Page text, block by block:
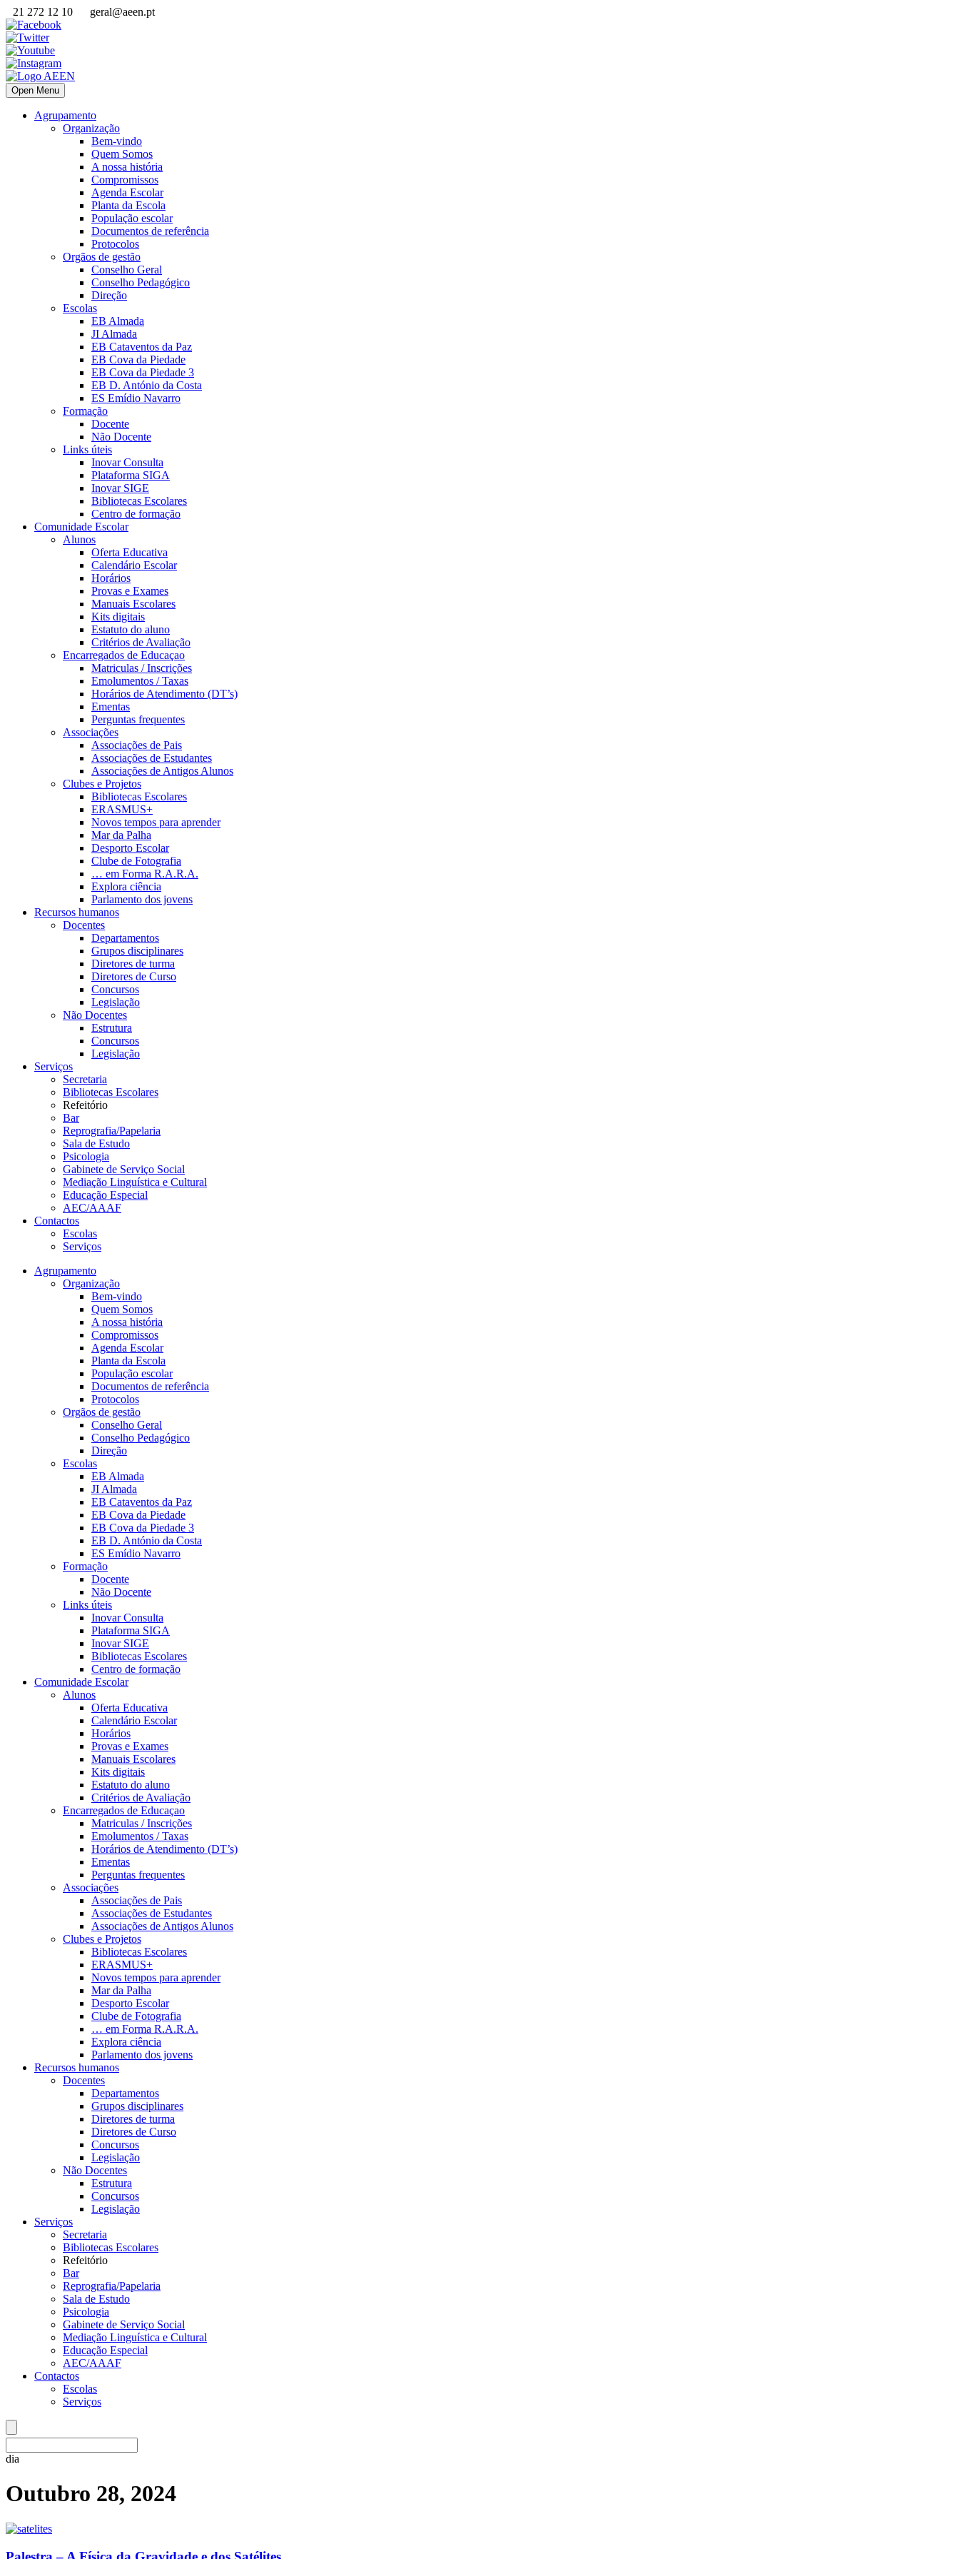
21 272 12 10 geral@aeen.pt
Open Menu
Agrupamento
Organização
Bem-vindo
Quem Somos
A nossa história
Compromissos
Agenda Escolar
Planta da Escola
População escolar
Documentos de referência
Protocolos
Orgãos de gestão
Conselho Geral
Conselho Pedagógico
Direção
Escolas
EB Almada
JI Almada
EB Cataventos da Paz
EB Cova da Piedade
EB Cova da Piedade 3
EB D. António da Costa
ES Emídio Navarro
Formação
Docente
Não Docente
Links úteis
Inovar Consulta
Plataforma SIGA
Inovar SIGE
Bibliotecas Escolares
Centro de formação
Comunidade Escolar
Alunos
Oferta Educativa
Calendário Escolar
Horários
Provas e Exames
Manuais Escolares
Kits digitais
Estatuto do aluno
Critérios de Avaliação
Encarregados de Educaçao
Matriculas / Inscrições
Emolumentos / Taxas
Horários de Atendimento (DT’s)
Ementas
Perguntas frequentes
Associações
Associações de Pais
Associações de Estudantes
Associações de Antigos Alunos
Clubes e Projetos
Bibliotecas Escolares
ERASMUS+
Novos tempos para aprender
Mar da Palha
Desporto Escolar
Clube de Fotografia
… em Forma R.A.R.A.
Explora ciência
Parlamento dos jovens
Recursos humanos
Docentes
Departamentos
Grupos disciplinares
Diretores de turma
Diretores de Curso
Concursos
Legislação
Não Docentes
Estrutura
Concursos
Legislação
Serviços
Secretaria
Bibliotecas Escolares
Refeitório
Bar
Reprografia/Papelaria
Sala de Estudo
Psicologia
Gabinete de Serviço Social
Mediação Linguística e Cultural
Educação Especial
AEC/AAAF
Contactos
Escolas
Serviços
Agrupamento
Organização
Bem-vindo
Quem Somos
A nossa história
Compromissos
Agenda Escolar
Planta da Escola
População escolar
Documentos de referência
Protocolos
Orgãos de gestão
Conselho Geral
Conselho Pedagógico
Direção
Escolas
EB Almada
JI Almada
EB Cataventos da Paz
EB Cova da Piedade
EB Cova da Piedade 3
EB D. António da Costa
ES Emídio Navarro
Formação
Docente
Não Docente
Links úteis
Inovar Consulta
Plataforma SIGA
Inovar SIGE
Bibliotecas Escolares
Centro de formação
Comunidade Escolar
Alunos
Oferta Educativa
Calendário Escolar
Horários
Provas e Exames
Manuais Escolares
Kits digitais
Estatuto do aluno
Critérios de Avaliação
Encarregados de Educaçao
Matriculas / Inscrições
Emolumentos / Taxas
Horários de Atendimento (DT’s)
Ementas
Perguntas frequentes
Associações
Associações de Pais
Associações de Estudantes
Associações de Antigos Alunos
Clubes e Projetos
Bibliotecas Escolares
ERASMUS+
Novos tempos para aprender
Mar da Palha
Desporto Escolar
Clube de Fotografia
… em Forma R.A.R.A.
Explora ciência
Parlamento dos jovens
Recursos humanos
Docentes
Departamentos
Grupos disciplinares
Diretores de turma
Diretores de Curso
Concursos
Legislação
Não Docentes
Estrutura
Concursos
Legislação
Serviços
Secretaria
Bibliotecas Escolares
Refeitório
Bar
Reprografia/Papelaria
Sala de Estudo
Psicologia
Gabinete de Serviço Social
Mediação Linguística e Cultural
Educação Especial
AEC/AAAF
Contactos
Escolas
Serviços
dia
Outubro 28, 2024